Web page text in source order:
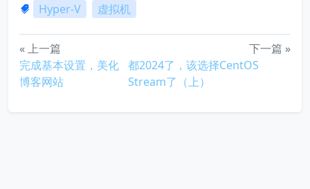
Hyper-V 虚拟机
« 上一篇
完成基本设置，美化
博客网站
下一篇 »
都2024了，该选择CentOS
Stream了（上）